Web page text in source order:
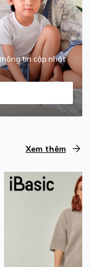
tin cập nhật
Xem thêm